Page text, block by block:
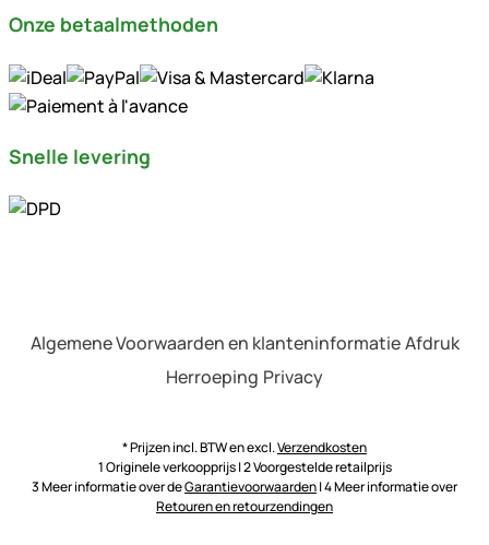
Onze betaalmethoden
Snelle levering
Algemene Voorwaarden en klanteninformatie Afdruk
Herroeping Privacy
* Prijzen incl. BTW en excl.Verzendkosten
1 Originele verkoopprijs | 2 Voorgestelde retailprijs
3 Meer informatie over deGarantievoorwaarden| 4 Meer informatie over
Retouren en retourzendingen